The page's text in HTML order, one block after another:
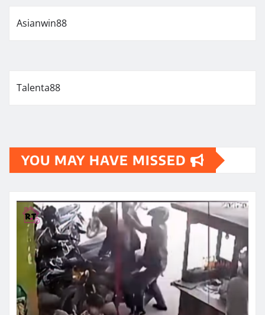
Asianwin88
Talenta88
YOU MAY HAVE MISSED